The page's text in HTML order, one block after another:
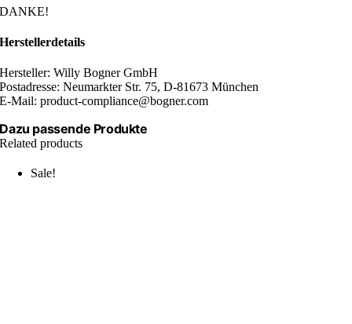
DANKE!
Herstellerdetails
Hersteller: Willy Bogner GmbH
Postadresse: Neumarkter Str. 75, D-81673 München
E-Mail: product-compliance@bogner.com
Dazu passende Produkte
Related products
Sale!